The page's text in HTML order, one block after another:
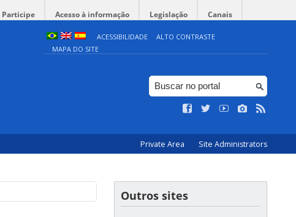
Participe Acesso à informação Legislação Canais
ACESSIBILIDADE
ALTO CONTRASTE
MAPA DO SITE
Private Area Site Administrators
Outros sites